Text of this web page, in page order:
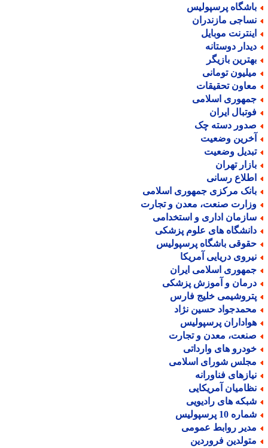
پرسپولیس
مازندران
موبایل
دوستانه
بازیگر
تومانی
تحقیقات
اسلامی
ایران
دسته چک
وضعیت
وضعیت
تهران
رسانی
مرکزی جمهوری اسلامی
صنعت، معدن و تجارت
اداری و استخدامی
های علوم پزشکی
باشگاه پرسپولیس
دریایی آمریکا
اسلامی ایران
و آموزش پزشکی
خلیج فارس
حسین نژاد
پرسپولیس
معدن و تجارت
های وارداتی
شورای اسلامی
فناورانه
آمریکایی
های رادیویی
10 پرسپولیس
روابط عمومی
فروردین